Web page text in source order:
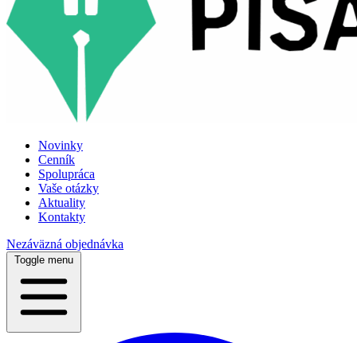
Novinky
Cenník
Spolupráca
Vaše otázky
Aktuality
Kontakty
Nezáväzná objednávka
Toggle menu